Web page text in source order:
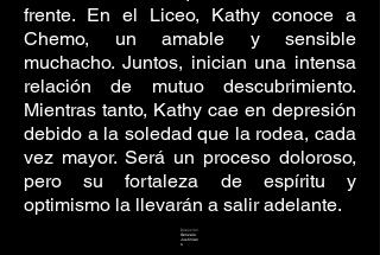
frente. En el Liceo, Kathy conoce a
Chemo, un amable y sensible
muchacho. Juntos, inician una intensa
relación de mutuo descubrimiento.
Mientras tanto, Kathy cae en depresión
debido a la soledad que la rodea, cada
vez mayor. Será un proceso doloroso,
pero su fortaleza de espíritu y
optimismo la llevarán a salir adelante.
Dirección
Gonzalo
Justinian
o